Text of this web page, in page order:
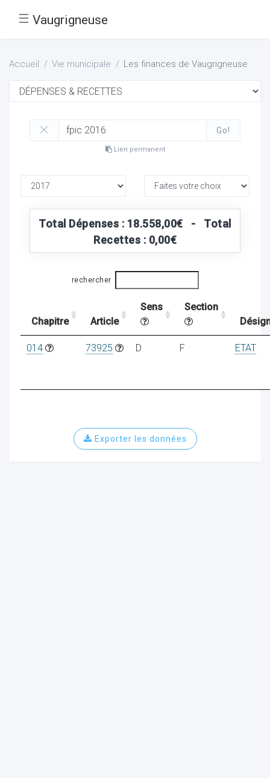
☰ Vaugrigneuse
Accueil Vie municipale Les finances de Vaugrigneuse
Go!
Lien permanent
Total Dépenses : 18.558,00€ - Total
Recettes : 0,00€
rechercher
Chapitre Article
Sens
Section
014 73925 D F ETAT
Exporter les données